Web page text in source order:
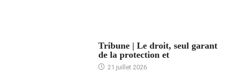
Tribune | Le droit, seul garant
de la protection et
21 juillet 2026